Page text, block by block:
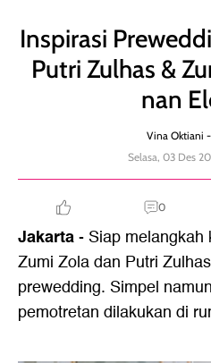
Inspirasi
Putri Zulhas &
nan
Vina Oktiani -
Selasa, 03 Des
0
Jakarta- Siap melangkah
Zumi Zola dan Putri
prewedding. Simpel
pemotretan dilakukan di